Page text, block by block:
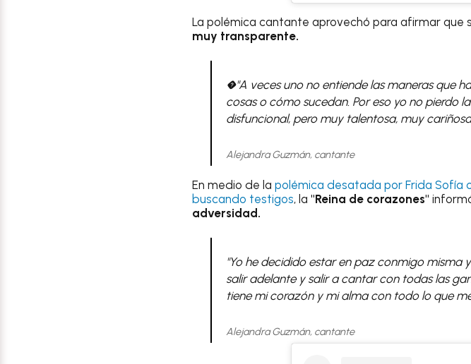
La polémica cantante aprovechó para afirmar que
muy transparente.
�"A veces uno no entiende las maneras que
cosas o cómo sucedan. Por eso yo no pierdo
disfuncional, pero muy talentosa, muy
Alejandra Guzmán, cantante
En medio de la polémica desatada por Frida Sofía
buscando testigos, la "Reina de corazones"
adversidad.
"Yo he decidido estar en paz conmigo misma
salir adelante y salir a cantar con todas las
tiene mi corazón y mi alma con todo lo que
Alejandra Guzmán, cantante